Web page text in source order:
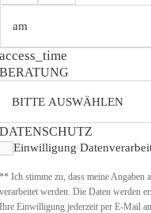
access_time
BERATUNG
DATENSCHUTZ
Einwilligung
** Ich stimme zu, dass meine Angaben
verarbeitet werden. Die Daten werden
Ihre Einwilligung jederzeit per E-Mail